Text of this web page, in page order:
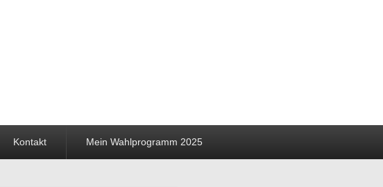
Kontakt Mein Wahlprogramm 2025